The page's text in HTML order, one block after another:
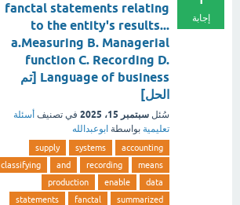
إجابة
fanctal statements relating
to the entity's results...
a.Measuring B. Managerial
function C. Recording D.
Language of business [تم
الحل]
سُئل سبتمبر 15، 2025 في تصنيف أسئلة
تعليمية بواسطة ابوعبدالله
accounting
systems
supply
means
recording
and
classifying
data
enable
production
summarized
fanctal
statements